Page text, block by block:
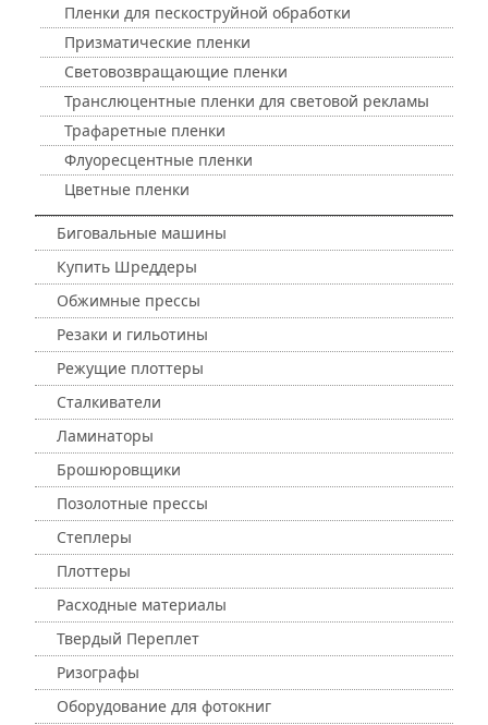
Пленки для пескоструйной обработки
Призматические пленки
Световозвращающие пленки
Транслюцентные пленки для световой рекламы
Трафаретные пленки
Флуоресцентные пленки
Цветные пленки
Биговальные машины
Купить Шреддеры
Обжимные прессы
Резаки и гильотины
Режущие плоттеры
Сталкиватели
Ламинаторы
Брошюровщики
Позолотные прессы
Степлеры
Плоттеры
Расходные материалы
Твердый Переплет
Ризографы
Оборудование для фотокниг